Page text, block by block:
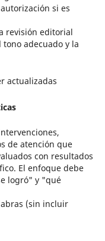
si es
revisión editorial
adecuado y la
actualizadas
de atención que
con resultados
El enfoque debe
logró" y "qué
(sin incluir